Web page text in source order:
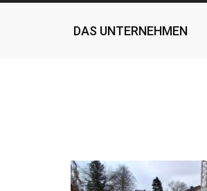
DAS UNTERNEHMEN